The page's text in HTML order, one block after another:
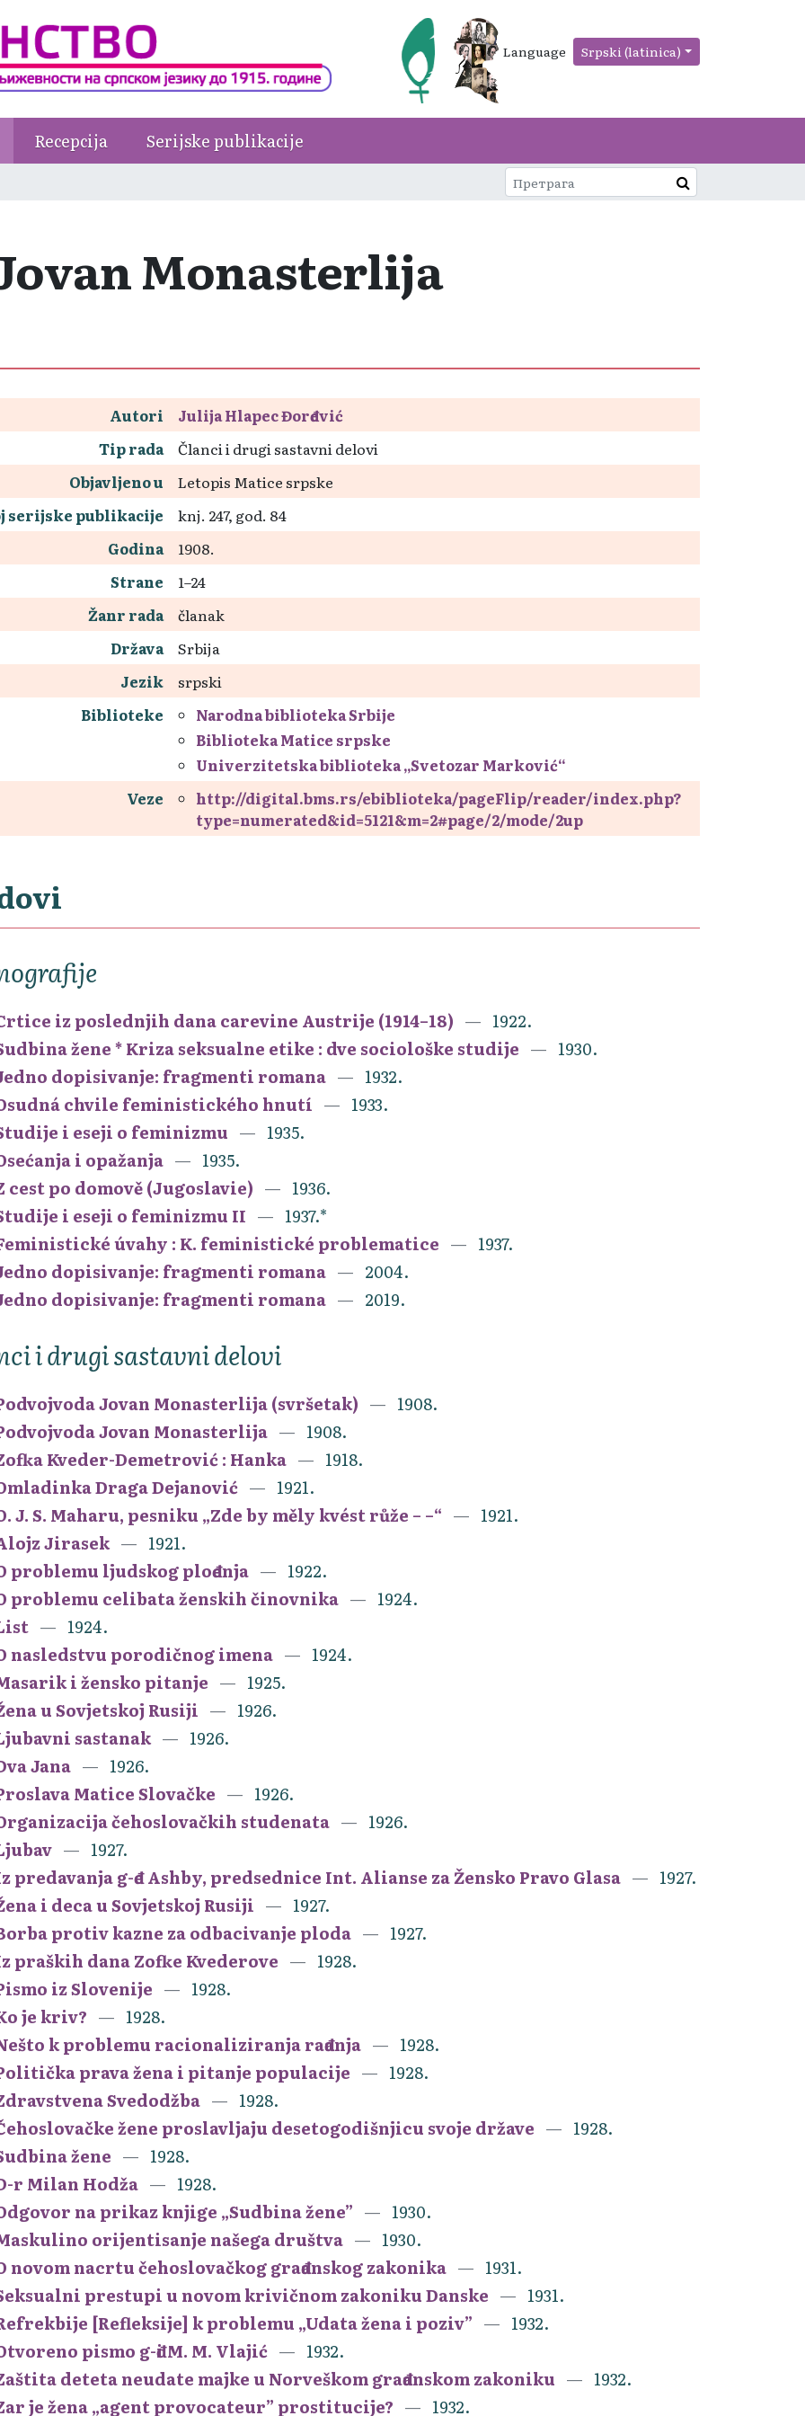
Language Srpski (latinica)
Recepcija Serijske publikacije
Monasterlija
Autori
Julija Hlapec Đorđević
Tip rada
Članci i drugi sastavni delovi
Objavljeno u
Letopis Matice srpske
serijske publikacije
knj. 247, god. 84
Godina
1908.
Strane
1–24
Žanr rada
članak
Država
Srbija
Jezik
srpski
Biblioteke
Narodna biblioteka Srbije
Biblioteka Matice srpske
Univerzitetska biblioteka „Svetozar Marković“
Veze
http://digital.bms.rs/ebiblioteka/pageFlip/reader/index.php?
type=numerated&id=5121&m=2#page/2/mode/2up
iz poslednjih dana carevine Austrije (1914–18)
1922.
žene * Kriza seksualne etike : dve sociološke studije
1930.
dopisivanje: fragmenti romana
1932.
chvile feministického hnutí
1933.
i eseji o feminizmu
1935.
i opažanja
1935.
cest po domově (Jugoslavie)
1936.
i eseji o feminizmu II
1937.*
úvahy : K. feministické problematice
1937.
dopisivanje: fragmenti romana
2004.
dopisivanje: fragmenti romana
2019.
i drugi sastavni delovi
Jovan Monasterlija (svršetak)
1908.
Jovan Monasterlija
1908.
Kveder-Demetrović : Hanka
1918.
Draga Dejanović
1921.
J. S. Maharu, pesniku „Zde by měly kvést růže – –“
1921.
Jirasek
1921.
problemu ljudskog plođenja
1922.
problemu celibata ženskih činovnika
1924.
1924.
nasledstvu porodičnog imena
1924.
i žensko pitanje
1925.
u Sovjetskoj Rusiji
1926.
sastanak
1926.
Jana
1926.
Matice Slovačke
1926.
čehoslovačkih studenata
1926.
1927.
predavanja g-đe Ashby, predsednice Int. Alianse za Žensko Pravo Glasa
1927.
i deca u Sovjetskoj Rusiji
1927.
protiv kazne za odbacivanje ploda
1927.
praških dana Zofke Kvederove
1928.
iz Slovenije
1928.
je kriv?
1928.
k problemu racionaliziranja rađanja
1928.
prava žena i pitanje populacije
1928.
Svedodžba
1928.
žene proslavljaju desetogodišnjicu svoje države
1928.
žene
1928.
r Milan Hodža
1928.
na prikaz knjige „Sudbina žene”
1930.
orijentisanje našega društva
1930.
novom nacrtu čehoslovačkog građanskog zakonika
1931.
prestupi u novom krivičnom zakoniku Danske
1931.
[Refleksije] k problemu „Udata žena i poziv”
1932.
pismo g-đi M. M. Vlajić
1932.
deteta neudate majke u Norveškom građanskom zakoniku
1932.
je žena „agent provocateur” prostitucije?
1932.